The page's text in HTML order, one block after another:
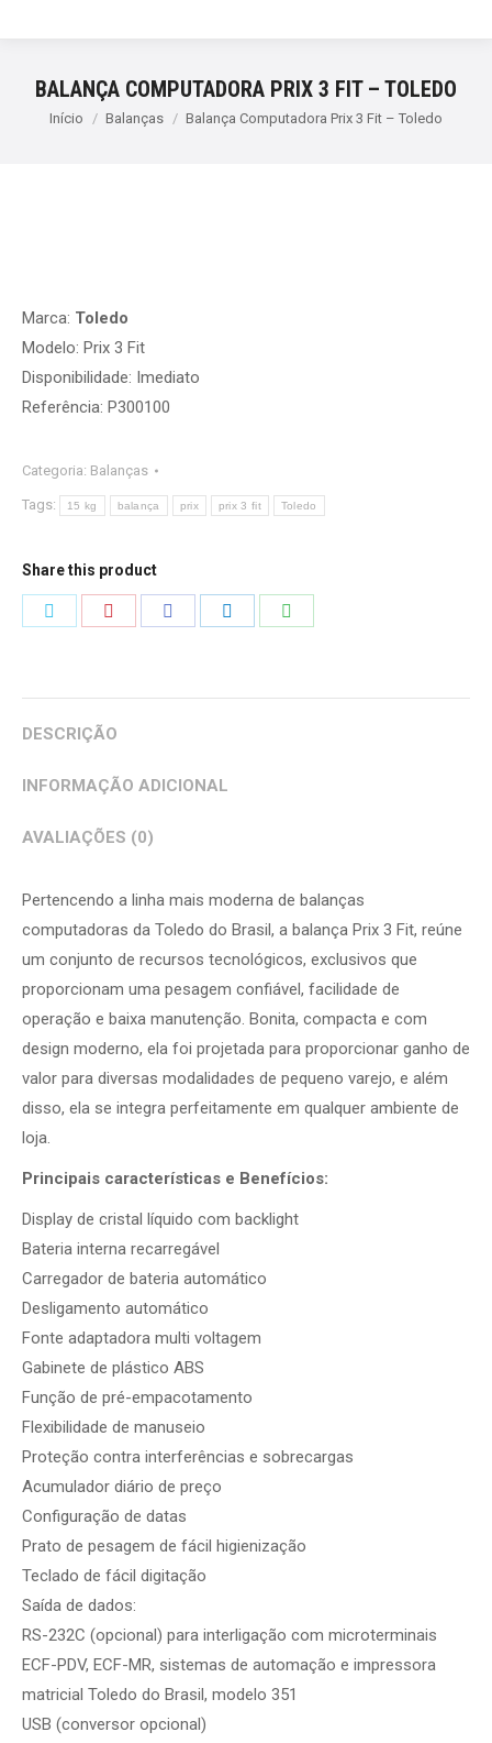
BALANÇA COMPUTADORA PRIX 3 FIT – TOLEDO
Início Balanças Balança Computadora Prix 3 Fit – Toledo
Marca: Toledo
Modelo: Prix 3 Fit
Disponibilidade: Imediato
Referência: P300100
Categoria: Balanças
Tags: 15 kg balança prix prix 3 fit Toledo
Share this product
DESCRIÇÃO
INFORMAÇÃO ADICIONAL
AVALIAÇÕES (0)
Pertencendo a linha mais moderna de balanças
computadoras da Toledo do Brasil, a balança Prix 3 Fit, reúne
um conjunto de recursos tecnológicos, exclusivos que
proporcionam uma pesagem confiável, facilidade de
operação e baixa manutenção. Bonita, compacta e com
design moderno, ela foi projetada para proporcionar ganho de
valor para diversas modalidades de pequeno varejo, e além
disso, ela se integra perfeitamente em qualquer ambiente de
loja.
Principais características e Benefícios:
Display de cristal líquido com backlight
Bateria interna recarregável
Carregador de bateria automático
Desligamento automático
Fonte adaptadora multi voltagem
Gabinete de plástico ABS
Função de pré-empacotamento
Flexibilidade de manuseio
Proteção contra interferências e sobrecargas
Acumulador diário de preço
Configuração de datas
Prato de pesagem de fácil higienização
Teclado de fácil digitação
Saída de dados:
RS-232C (opcional) para interligação com microterminais
ECF-PDV, ECF-MR, sistemas de automação e impressora
matricial Toledo do Brasil, modelo 351
USB (conversor opcional)